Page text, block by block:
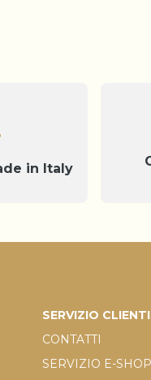
in Italy
SERVIZIO CLIENTI
CONTATTI
SERVIZIO E-SHOP